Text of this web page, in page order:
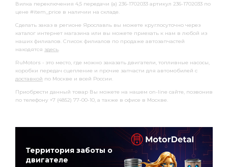
Вилка переключения 4,5 передачи (а) 236-1702033 артикул 236-1702033 по
цене #item_price в наличии на складе.
Сделать заказ в регионе Ярославль вы можете круглосуточно через
каталог интернет магазина или вы можете приехать к нам в любой из
наших филиалов. Список филиалов по продаже автозапчастей
находятся здесь.
RuMotors - это место, где можно заказать двигатели, топливные насосы,
коробки передач сцепление и прочие запчасти для автомобилей с
доставкой по Москве и всей России.
Приобрести данный товар Вы можете на нашем on-line сайте, позвонив
по телефону +7 (4852) 77-00-10, а также в офисе в Москве.
Территория заботы о
двигателе